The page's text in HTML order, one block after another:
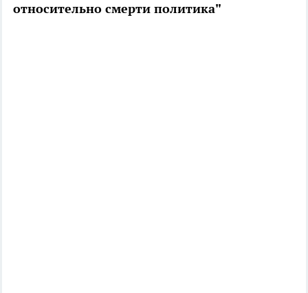
относительно смерти политика"